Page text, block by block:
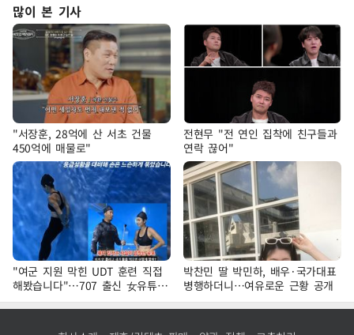
많이 본 기사
"서장훈, 28억에 산 서초 건물
450억에 매물로"
전현무 "전 연인 집착에 친구들과
연락 끊어"
"여군 지원 막힌 UDT 훈련 직접
해봤습니다"…707 출신 女유튜버
'완벽 소화'
박찬민 딸 박민하, 배우·국가대표
병행하더니…여유로운 근황 공개